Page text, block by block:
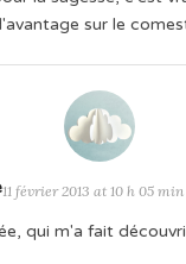
sur le
11 février 2013 at 10 h 05 min
qui m'a fait